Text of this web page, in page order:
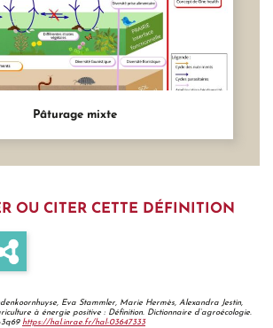
Pâturage mixte
OU CITER CETTE DÉFINITION
Eva Stammler, Marie Hermès, Alexandra Jestin,
à énergie positive : Définition. Dictionnaire d’agroécologie.
3q69 https://hal.inrae.fr/hal-03647333